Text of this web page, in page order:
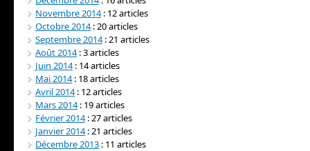
Novembre 2014: 12 articles
Octobre 2014: 20 articles
Septembre 2014: 21 articles
Août 2014: 3 articles
Juin 2014: 14 articles
Mai 2014: 18 articles
Avril 2014: 12 articles
Mars 2014: 19 articles
Février 2014: 27 articles
Janvier 2014: 21 articles
Décembre 2013 : 11 articles